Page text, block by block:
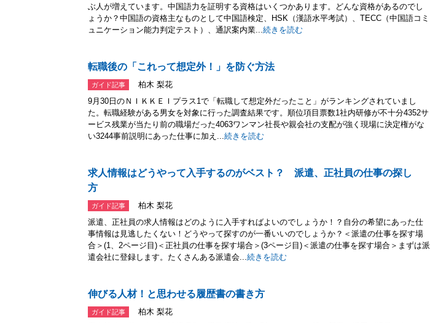
ぶ人が増えています。中国語力を証明する資格はいくつかあります。どんな資格があるのでし
ょうか？中国語の資格主なものとして中国語検定、HSK（漢語水平考試）、TECC（中国語コミ
ュニケーション能力判定テスト）、通訳案内業...続きを読む
転職後の「これって想定外！」を防ぐ方法
ガイド記事
柏木 梨花
9月30日のＮＩＫＫＥＩプラス1で「転職して想定外だったこと」がランキングされていまし
た。転職経験がある男女を対象に行った調査結果です。順位項目票数1社内研修が不十分4352サ
ービス残業が当たり前の職場だった4063ワンマン社長や親会社の支配が強く現場に決定権がな
い3244事前説明にあった仕事に加え...続きを読む
求人情報はどうやって入手するのがベスト？ 派遣、正社員の仕事の探し
方
ガイド記事
柏木 梨花
派遣、正社員の求人情報はどのように入手すればよいのでしょうか！？自分の希望にあった仕
事情報は見逃したくない！どうやって探すのが一番いいのでしょうか？＜派遣の仕事を探す場
合＞(1、2ページ目)＜正社員の仕事を探す場合＞(3ページ目)＜派遣の仕事を探す場合＞まずは派
遣会社に登録します。たくさんある派遣会...続きを読む
伸びる人材！と思わせる履歴書の書き方
ガイド記事
柏木 梨花